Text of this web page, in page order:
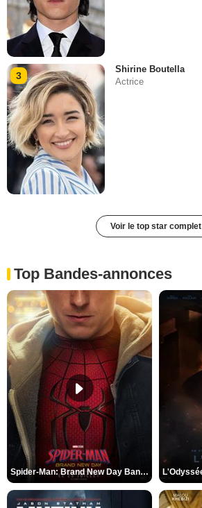
3
Shirine Boutella
Actrice
Voir le top star complet
Top Bandes-annonces
Spider-Man: Brand New Day Bande-annonce VO STFR